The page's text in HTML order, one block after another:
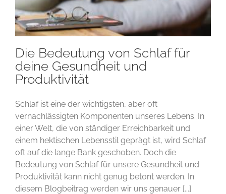
Die Bedeutung von Schlaf für
deine Gesundheit und
Produktivität
Schlaf ist eine der wichtigsten, aber oft
vernachlässigten Komponenten unseres Lebens. In
einer Welt, die von ständiger Erreichbarkeit und
einem hektischen Lebensstil geprägt ist, wird Schlaf
oft auf die lange Bank geschoben. Doch die
Bedeutung von Schlaf für unsere Gesundheit und
Produktivität kann nicht genug betont werden. In
diesem Blogbeitrag werden wir uns genauer [...]